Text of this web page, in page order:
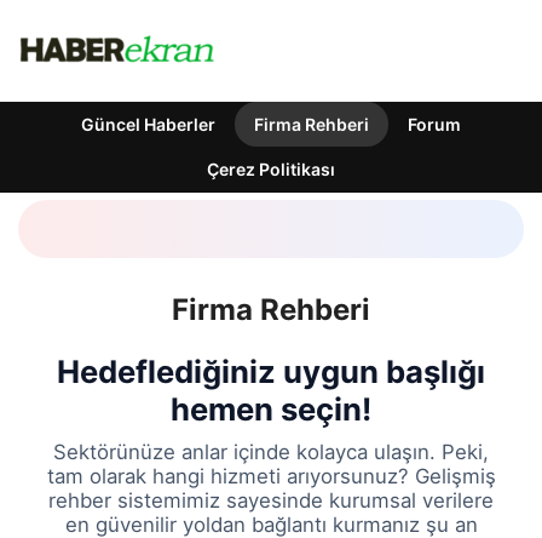
Güncel Haberler Firma Rehberi Forum
Çerez Politikası
Firma Rehberi
Hedeflediğiniz uygun başlığı
hemen seçin!
Sektörünüze anlar içinde kolayca ulaşın. Peki,
tam olarak hangi hizmeti arıyorsunuz? Gelişmiş
rehber sistemimiz sayesinde kurumsal verilere
en güvenilir yoldan bağlantı kurmanız şu an